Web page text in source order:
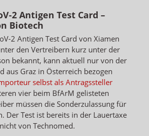
2 Antigen Test Card –
Biotech
2 Antigen Test Card von Xiamen
den Vertreibern kurz unter der
bekannt, kann aktuell nur von der
aus Graz in Österreich bezogen
selbst als Antragssteller
vier beim BfArM gelisteten
müssen die Sonderzulassung für
Der Test ist bereits in der Lauertaxe
von Technomed.